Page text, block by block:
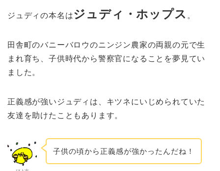
ジュディの本名はジュディ・ホップス 。
田舎町のバニーバロウのニンジン農家の両親の元で生
まれ育ち、子供時代から警察官になることを夢見てい
ました。
正義感が強いジュディは、キツネにいじめられていた
友達を助けたこともあります。
子供の頃から正義感が強かったんだね！